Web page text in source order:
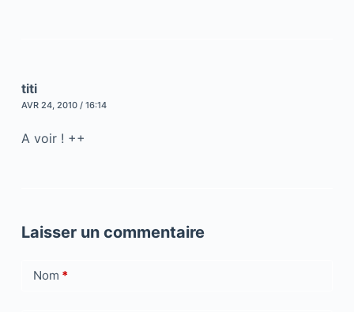
titi
AVR 24, 2010 / 16:14
A voir ! ++
Laisser un commentaire
Nom *